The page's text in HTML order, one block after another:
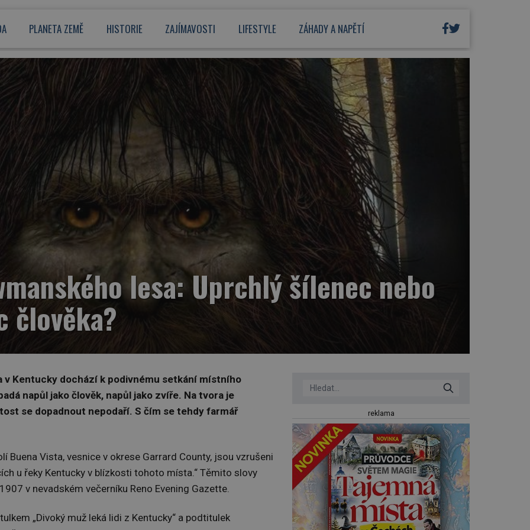
PLANETA ZEMĚ HISTORIE ZAJÍMAVOSTI LIFESTYLE ZÁHADY A NAPĚTÍ
lesa: Uprchlý šílenec nebo
člověka?
v Kentucky dochází k podivnému setkání místního
napůl jako člověk, napůl jako zvíře. Na tvora je
se dopadnout nepodaří. S čím se tehdy farmář
Buena Vista, vesnice v okrese Garrard County, jsou vzrušeni
u řeky Kentucky v blízkosti tohoto místa.“ Těmito slovy
v nevadském večerníku Reno Evening Gazette.
„Divoký muž leká lidi z Kentucky“ a podtitulek
reklama